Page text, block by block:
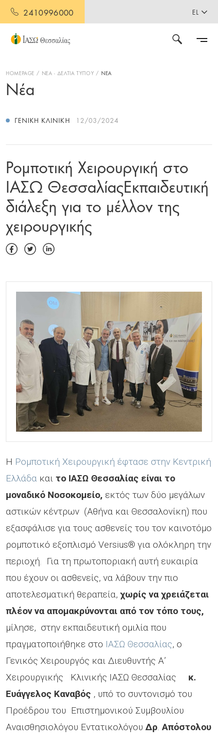
2410996000 EL
HOMEPAGE ΝΕΑ - ΔΕΛΤΙΑ ΤΥΠΟΥ ΝΕΑ
Νέα
ΓΕΝΙΚΉ ΚΛΙΝΙΚΉ 12/03/2024
Ρομποτική Χειρουργική στο
ΙΑΣΩ ΘεσσαλίαςΕκπαιδευτική
διάλεξη για το μέλλον της
χειρουργικής
Η Ρομποτική Χειρουργική έφτασε στην Κεντρική
Ελλάδα και το ΙΑΣΩ Θεσσαλίας είναι το
μοναδικό Νοσοκομείο, εκτός των δύο μεγάλων
αστικών κέντρων (Αθήνα και Θεσσαλονίκη) που
εξασφάλισε για τους ασθενείς του τον καινοτόμο
ρομποτικό εξοπλισμό Versius® για ολόκληρη την
περιοχή. Για τη πρωτοποριακή αυτή ευκαιρία
που έχουν οι ασθενείς, να λάβουν την πιο
αποτελεσματική θεραπεία, χωρίς να χρειάζεται
πλέον να απομακρύνονται από τον τόπο τους,
μίλησε, στην εκπαιδευτική ομιλία που
πραγματοποιήθηκε στο ΙΑΣΩ Θεσσαλίας, ο
Γενικός Χειρουργός και Διευθυντής Α’
Χειρουργικής Κλινικής ΙΑΣΩ Θεσσαλίας κ.
Ευάγγελος Καναβός , υπό το συντονισμό του
Προέδρου του Επιστημονικού Συμβουλίου
Αναισθησιολόγου Εντατικολόγου Δρ Απόστολου